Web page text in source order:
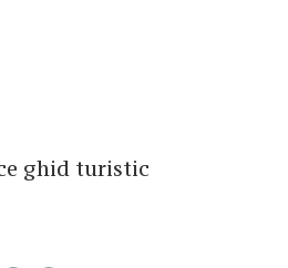
ghid turistic